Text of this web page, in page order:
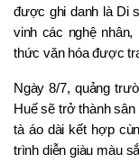
được ghi danh là Di
vinh các nghệ
thức văn hóa được
Ngày 8/7, quảng
Huế sẽ trở thành
tà áo dài kết hợp
trình diễn giàu màu